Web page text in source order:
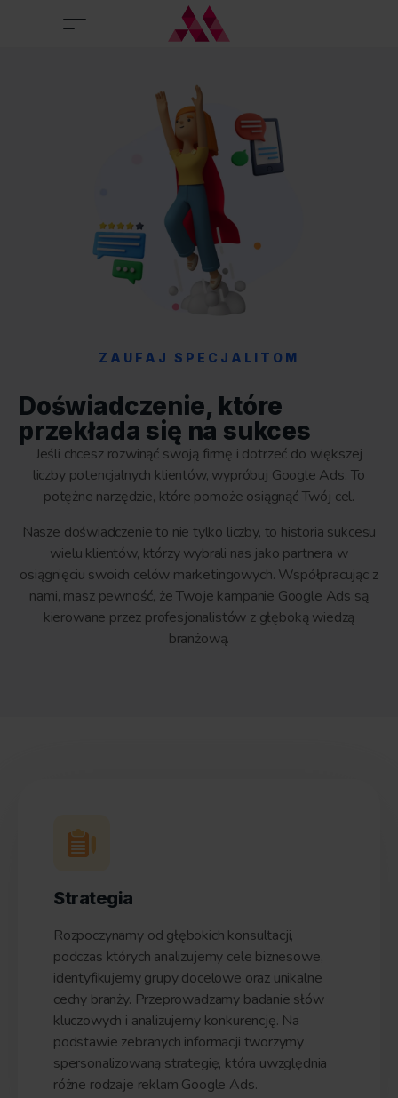
ZAUFAJ SPECJALITOM
Doświadczenie, które
przekłada się na sukces
Jeśli chcesz rozwinąć swoją firmę i dotrzeć do większej
liczby potencjalnych klientów, wypróbuj Google Ads. To
potężne narzędzie, które pomoże osiągnąć Twój cel.
Nasze doświadczenie to nie tylko liczby, to historia sukcesu
wielu klientów, którzy wybrali nas jako partnera w
osiągnięciu swoich celów marketingowych. Współpracując z
nami, masz pewność, że Twoje kampanie Google Ads są
kierowane przez profesjonalistów z głęboką wiedzą
branżową.
Strategia
Rozpoczynamy od głębokich konsultacji,
podczas których analizujemy cele biznesowe,
identyfikujemy grupy docelowe oraz unikalne
cechy branży. Przeprowadzamy badanie słów
kluczowych i analizujemy konkurencję. Na
podstawie zebranych informacji tworzymy
spersonalizowaną strategię, która uwzględnia
różne rodzaje reklam Google Ads.